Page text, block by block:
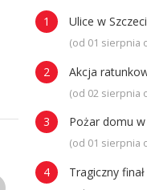
Ulice w
(od 01 sierpnia
Akcja
(od 02 sierpnia
Pożar domu
(od 01 sierpnia
Tragiczny